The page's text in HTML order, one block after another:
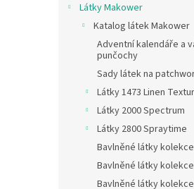
Látky Makower
Katalog látek Makower
Adventní kalendáře a
punčochy
Sady látek na
Látky 1473 Linen
Látky 2000 Spectrum
Látky 2800 Spraytime
Bavlněné látky
Bavlněné látky
Bavlněné látky